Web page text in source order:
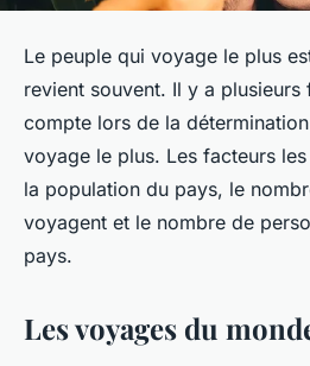
Le peuple qui voyage le plus
revient souvent. Il y a
compte lors de la
voyage le plus. Les facteurs
la population du pays, le
voyagent et le nombre de
pays.
Les voyages du